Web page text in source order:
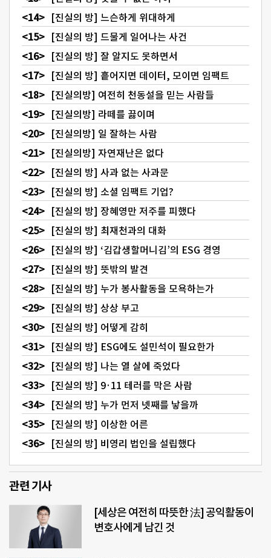
[진실의 방] 느슨하게 위대하게
[진실의 방] 드물게 일어나는 사건
[진실의 방] 잘 알지도 못하면서
[진실의 방] 흩어지면 데이터, 모이면 임팩트
[진실의방] 여전히 천동설을 믿는 사람들
[진실의방] 라떼를 끓이며
[진실의방] 일 잘하는 사람
[진실의방] 자연재난은 없다
[진실의 방] 사과 없는 사과문
[진실의 방] 소셜 임팩트 기업?
[진실의 방] 장혜영만 저주를 피했다
[진실의 방] 최재천과의 대화
[진실의 방] ‘김갑생할머니김’의 ESG 경영
[진실의 방] 뜻밖의 발견
[진실의 방] 누가 봉사활동을 모욕하는가
[진실의 방] 상상 부고
[진실의 방] 어떻게 감히
[진실의 방] ESG에도 설민석이 필요한가
[진실의 방] 나는 열 살에 죽었다
[진실의 방] 9·11 테러를 막은 사람
[진실의 방] 누가 먼저 넷째를 낳을까
[진실의 방] 이상한 어른
[진실의 방] 비영리 법인을 설립했다
관련 기사
[세상은 여전히 따뜻한 法] 공익활동이
변호사에게 남긴 것